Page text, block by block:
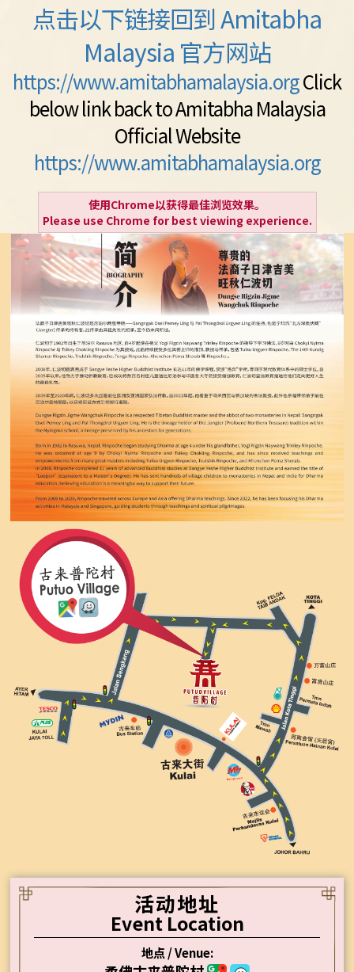
点击以下链接回到 Amitabha
Malaysia 官方网站
https://www.amitabhamalaysia.orgClick
below link back to Amitabha Malaysia
Official Website
https://www.amitabhamalaysia.org
使用Chrome以获得最佳浏览效果。
Please use Chrome for best viewing experience.
活动地址
Event Location
地点 / Venue: